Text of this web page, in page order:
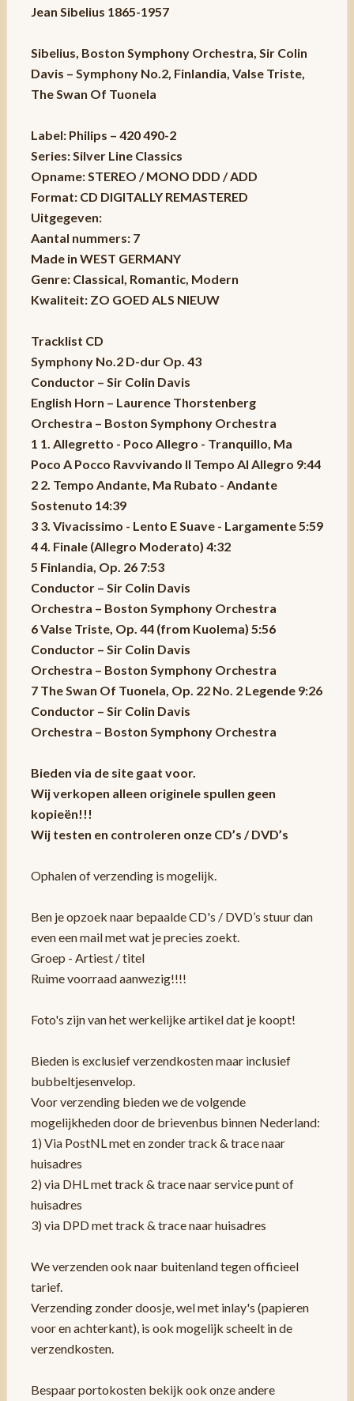
Jean Sibelius 1865-1957
Sibelius, Boston Symphony Orchestra, Sir Colin
Davis – Symphony No.2, Finlandia, Valse Triste,
The Swan Of Tuonela
Label: Philips – 420 490-2
Series: Silver Line Classics
Opname: STEREO / MONO DDD / ADD
Format: CD DIGITALLY REMASTERED
Uitgegeven:
Aantal nummers: 7
Made in WEST GERMANY
Genre: Classical, Romantic, Modern
Kwaliteit: ZO GOED ALS NIEUW
Tracklist CD
Symphony No.2 D-dur Op. 43
Conductor – Sir Colin Davis
English Horn – Laurence Thorstenberg
Orchestra – Boston Symphony Orchestra
1 1. Allegretto - Poco Allegro - Tranquillo, Ma
Poco A Pocco Ravvivando Il Tempo Al Allegro 9:44
2 2. Tempo Andante, Ma Rubato - Andante
Sostenuto 14:39
3 3. Vivacissimo - Lento E Suave - Largamente 5:59
4 4. Finale (Allegro Moderato) 4:32
5 Finlandia, Op. 26 7:53
Conductor – Sir Colin Davis
Orchestra – Boston Symphony Orchestra
6 Valse Triste, Op. 44 (from Kuolema) 5:56
Conductor – Sir Colin Davis
Orchestra – Boston Symphony Orchestra
7 The Swan Of Tuonela, Op. 22 No. 2 Legende 9:26
Conductor – Sir Colin Davis
Orchestra – Boston Symphony Orchestra
Bieden via de site gaat voor.
Wij verkopen alleen originele spullen geen
kopieën!!!
Wij testen en controleren onze CD’s / DVD’s
Ophalen of verzending is mogelijk.
Ben je opzoek naar bepaalde CD's / DVD’s stuur dan
even een mail met wat je precies zoekt.
Groep - Artiest / titel
Ruime voorraad aanwezig!!!!
Foto's zijn van het werkelijke artikel dat je koopt!
Bieden is exclusief verzendkosten maar inclusief
bubbeltjesenvelop.
Voor verzending bieden we de volgende
mogelijkheden door de brievenbus binnen Nederland:
1) Via PostNL met en zonder track & trace naar
huisadres
2) via DHL met track & trace naar service punt of
huisadres
3) via DPD met track & trace naar huisadres
We verzenden ook naar buitenland tegen officieel
tarief.
Verzending zonder doosje, wel met inlay's (papieren
voor en achterkant), is ook mogelijk scheelt in de
verzendkosten.
Bespaar portokosten bekijk ook onze andere